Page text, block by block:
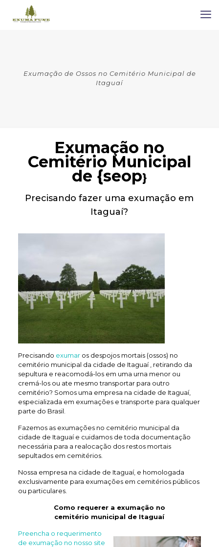
Exumação de Ossos no Cemitério Municipal de
Itaguaí
Exumação no
Cemitério Municipal
de {seop}
Precisando fazer uma exumação em
Itaguaí?
Precisando exumaros despojos mortais (ossos) no
cemitério municipal da cidade de Itaguaí , retirando da
sepultura e reacomodá-los em uma urna menor ou
cremá-los ou ate mesmo transportar para outro
cemitério? Somos uma empresa na cidade de Itaguaí,
especializada em exumações e transporte para qualquer
parte do Brasil.
Fazemos as exumações no cemitério municipal da
cidade de Itaguaí e cuidamos de toda documentação
necessária para a realocação dos restos mortais
sepultados em cemitérios.
Nossa empresa na cidade de Itaguaí, e homologada
exclusivamente para exumações em cemitérios públicos
ou particulares.
Como requerer a exumação no
cemitério municipal de Itaguaí
Preencha o requerimento
de exumação no nosso site